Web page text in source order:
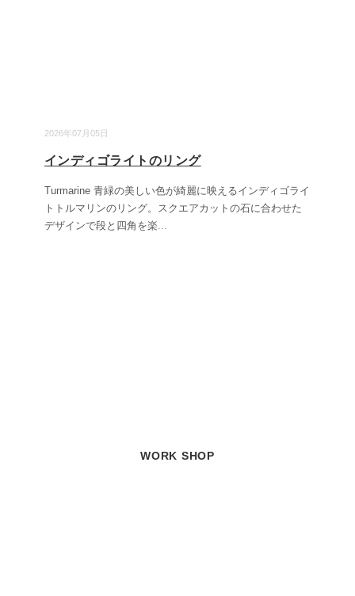
2026年07月05日
インディゴライトのリング
Turmarine 青緑の美しい色が綺麗に映えるインディゴライ
トトルマリンのリング。スクエアカットの石に合わせた
デザインで段と四角を楽...
WORK SHOP